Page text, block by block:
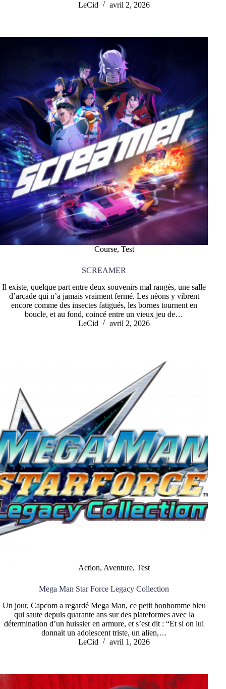
LeCid
avril 2, 2026
Course, Test
SCREAMER
Il existe, quelque part entre deux souvenirs mal rangés, une salle
d’arcade qui n’a jamais vraiment fermé. Les néons y vibrent
encore comme des insectes fatigués, les bornes tournent en
boucle, et au fond, coincé entre un vieux jeu de…
LeCid
avril 2, 2026
Action, Aventure,Test
Mega Man Star Force Legacy Collection
Un jour, Capcom a regardé Mega Man, ce petit bonhomme bleu
qui saute depuis quarante ans sur des plateformes avec la
détermination d’un huissier en armure, et s’est dit : “Et si on lui
donnait un adolescent triste, un alien,…
LeCid
avril 1, 2026